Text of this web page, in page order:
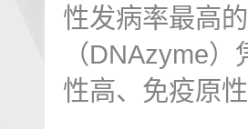
性发病率最高
（DNAzyme
性高、免疫原